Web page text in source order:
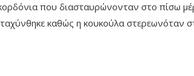
που διασταυρώνονταν στο πίσω
καθώς η κουκούλα στερεωνόταν